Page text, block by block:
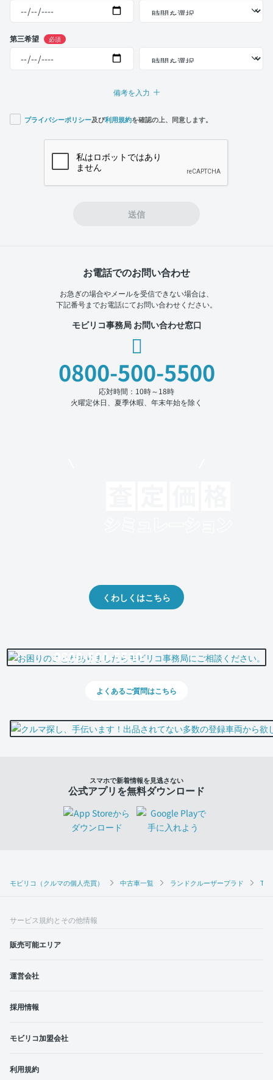
モビリコ（クルマの個人売買） 中古車一覧 ランドクルーザープラド TX
第三希望 必須
備考を入力
プライバシーポリシー及び利用規約を確認の上、同意します。
送信
お電話でのお問い合わせ
お急ぎの場合やメールを受信できない場合は、
下記番号までお電話にてお問い合わせください。
モビリコ事務局 お問い合わせ窓口
0800-500-5500
応対時間：10時～18時
火曜定休日、夏季休暇、年末年始を除く
くわしくはこちら
0800-500-5500
よくあるご質問はこちら
スマホで新着情報を見逃さない
公式アプリを無料ダウンロード
サービス規約とその他情報
販売可能エリア
運営会社
採用情報
モビリコ加盟会社
利用規約